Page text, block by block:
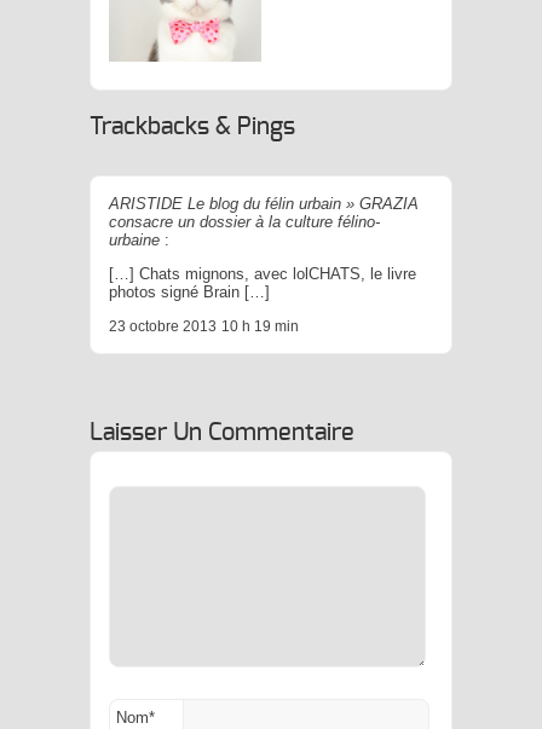
Please Let Me
In Berlin !
Trackbacks & Pings
ARISTIDE Le blog du félin urbain » GRAZIA
consacre un dossier à la culture félino-
urbaine :
[…] Chats mignons, avec lolCHATS, le livre
photos signé Brain […]
23 octobre 2013 10 h 19 min
Laisser Un Commentaire
Nom*